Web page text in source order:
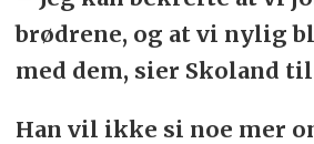
brødrene, og at vi nylig
med dem, sier Skoland til
Han vil ikke si noe mer